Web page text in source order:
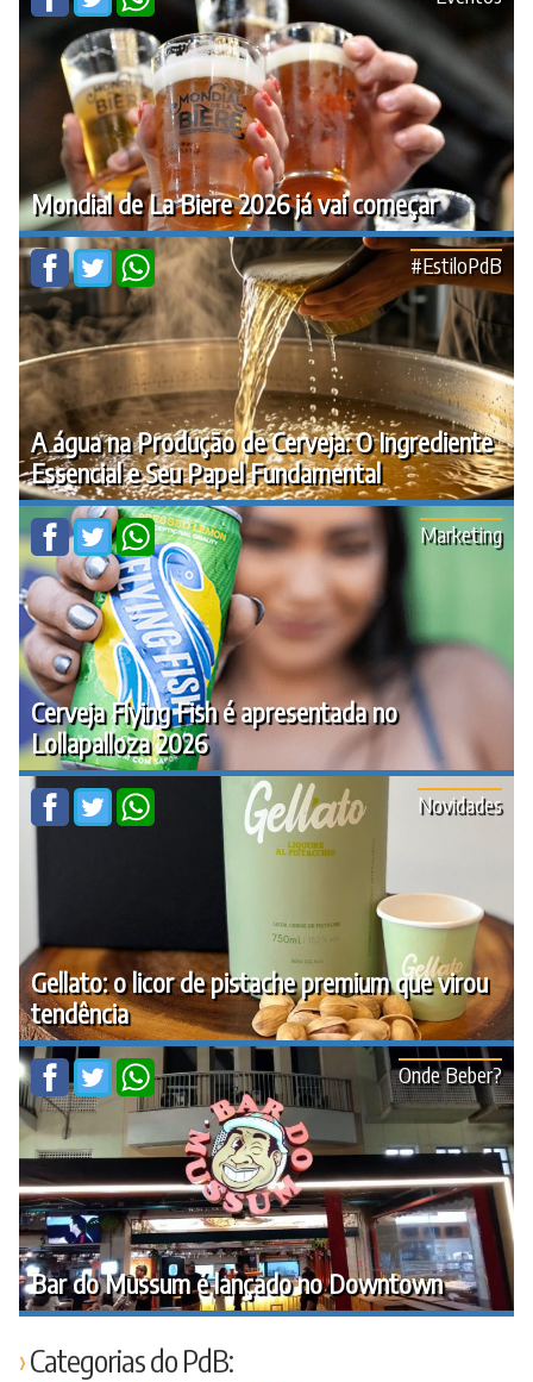
Mondial de La Biere 2026 já vai começar
A água na Produção de Cerveja: O Ingrediente
Essencial e Seu Papel Fundamental
#EstiloPdB
Cerveja Flying Fish é apresentada no
Lollapalloza 2026
Marketing
Gellato: o licor de pistache premium que virou
tendência
Novidades
Bar do Mussum é lançado no Downtown
Onde Beber?
Categorias do PdB: